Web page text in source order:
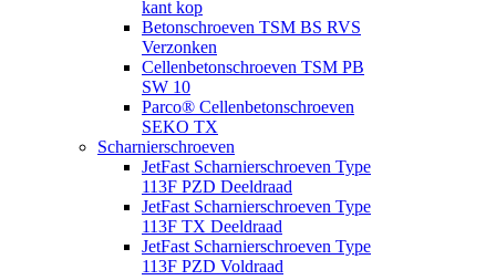
kant kop
Betonschroeven TSM BS RVS
Verzonken
Cellenbetonschroeven TSM PB
SW 10
Parco® Cellenbetonschroeven
SEKO TX
Scharnierschroeven
JetFast Scharnierschroeven Type
113F PZD Deeldraad
JetFast Scharnierschroeven Type
113F TX Deeldraad
JetFast Scharnierschroeven Type
113F PZD Voldraad